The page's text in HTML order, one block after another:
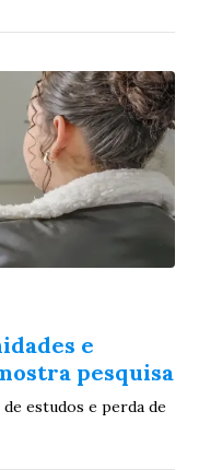
e
pesquisa
estudos e perda de